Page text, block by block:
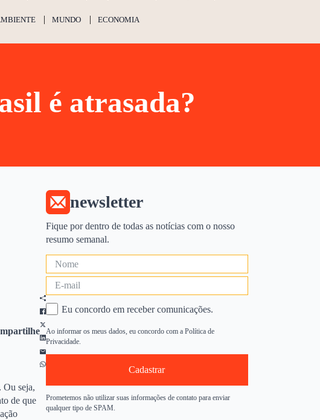
MUNDO ECONOMIA
é atrasada?
Ou seja,
de que
newsletter
Fique por dentro de todas as notícias com o nosso
resumo semanal.
Eu concordo em receber comunicações.
Ao informar os meus dados, eu concordo com a Política de
Privacidade.
Cadastrar
Prometemos não utilizar suas informações de contato para enviar
qualquer tipo de SPAM.